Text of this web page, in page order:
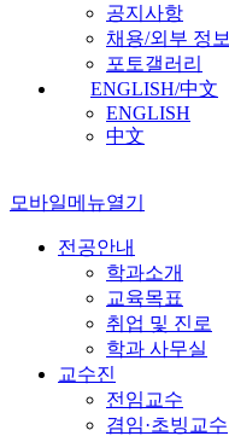
공지사항
채용/외부 정보
포토갤러리
ENGLISH/中文
ENGLISH
中文
모바일메뉴열기
전공안내
학과소개
교육목표
취업 및 진로
학과 사무실
교수진
전임교수
겸임·초빙교수